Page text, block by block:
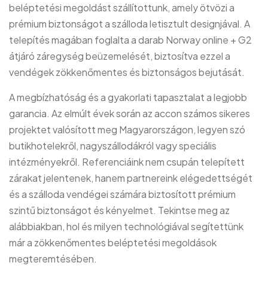
beléptetési megoldást szállítottunk, amely ötvözi a
prémium biztonságot a szálloda letisztult designjával. A
telepítés magában foglalta a darab Norway online + G2
átjáró záregység beüzemelését, biztosítva ezzel a
vendégek zökkenőmentes és biztonságos bejutását.
A megbízhatóság és a gyakorlati tapasztalat a legjobb
garancia. Az elmúlt évek során az accon számos sikeres
projektet valósított meg Magyarországon, legyen szó
butikhotelekről, nagyszállodákról vagy speciális
intézményekről. Referenciáink nem csupán telepített
zárakat jelentenek, hanem partnereink elégedettségét
és a szálloda vendégei számára biztosított prémium
szintű biztonságot és kényelmet. Tekintse meg az
alábbiakban, hol és milyen technológiával segítettünk
már a zökkenőmentes beléptetési megoldások
megteremtésében.